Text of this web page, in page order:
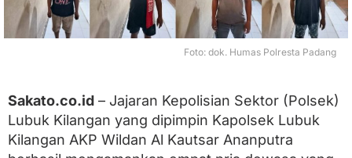
i
n
d
P
e
n
i
Foto: dok. Humas Polresta Padang
Sakato.co.id – Jajaran Kepolisian Sektor (Polsek)
Lubuk Kilangan yang dipimpin Kapolsek Lubuk
Kilangan AKP Wildan Al Kautsar Ananputra